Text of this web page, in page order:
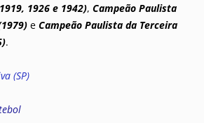
1926 e 1942), Campeão Paulista
e Campeão Paulista da Terceira
.
(SP)